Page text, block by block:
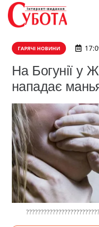
ГАРЯЧІ НОВИНИ
На Богунії у
нападає